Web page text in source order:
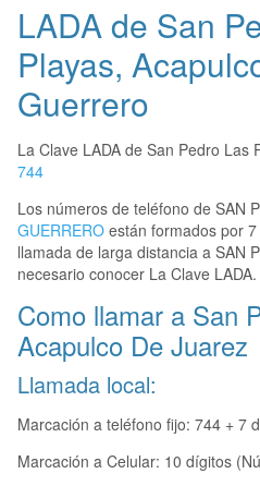
LADA de San
Playas,
Guerrero
La Clave LADA de San Pedro Las
744
Los números de teléfono de SAN
GUERRERO están formados por
llamada de larga distancia a SAN
necesario conocer La Clave LADA.
Como llamar a San
Acapulco De Juarez
Llamada local:
Marcación a teléfono fijo: 744 + 7
Marcación a Celular: 10 dígitos